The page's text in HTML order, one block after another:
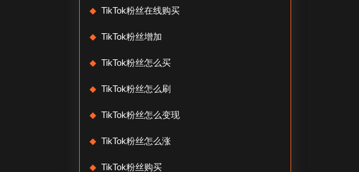
TikTok粉丝在线购买
TikTok粉丝增加
TikTok粉丝怎么买
TikTok粉丝怎么刷
TikTok粉丝怎么变现
TikTok粉丝怎么涨
TikTok粉丝购买